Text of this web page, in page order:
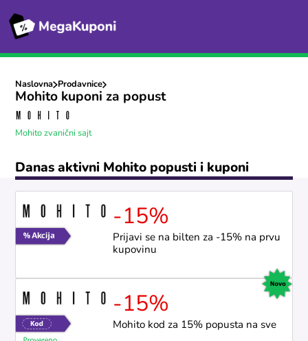
Naslovna Prodavnice
Mohito kuponi za popust
Mohito zvanični sajt
Danas aktivni Mohito popusti i kuponi
-15%
Prijavi se na bilten za -15% na prvu
kupovinu
-15%
Mohito kod za 15% popusta na sve